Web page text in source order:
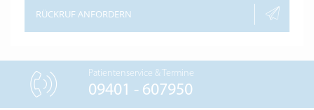
RÜCKRUF ANFORDERN
Patientenservice & Termine
09401 - 607950